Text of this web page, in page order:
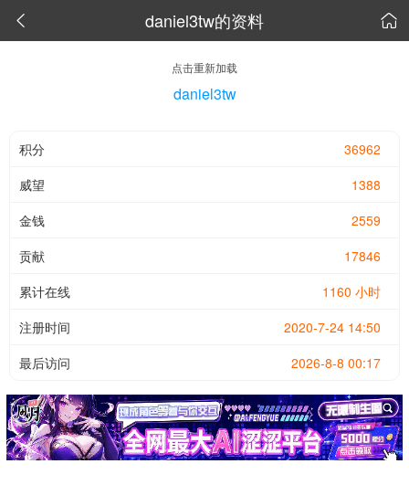
 daniel3tw的资料 
点击重新加载
daniel3tw
36962
积分
1388
威望
2559
金钱
17846
贡献
1160 小时
累计在线
2020-7-24 14:50
注册时间
2026-8-8 00:17
最后访问